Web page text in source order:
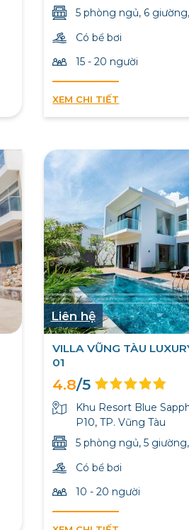
5 phòng ngủ, 6
Có bể bơi
15 - 20 người
XEM CHI TIẾT
Liên hệ
VILLA VŨNG TÀU
01
4.8/5
Khu Resort Blue
P10, TP. Vũng Tàu
5 phòng ngủ, 5
Có bể bơi
10 - 20 người